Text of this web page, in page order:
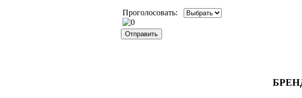
Проголосовать: